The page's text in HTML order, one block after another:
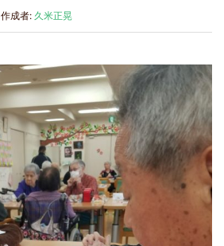
作成者: 久米正晃